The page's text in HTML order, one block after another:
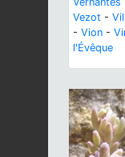
Vezot -
- Vion -
l'Évêque